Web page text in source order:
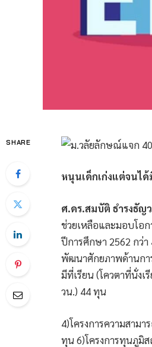
SHARE
หนุนเด็กเก่งแต่จนไ
ศ.ดร.สมบัติ ธำรงธัญ
ช่วยเหลือและมอบโอ
ปีการศึกษา 2562 กว่
พัฒนาศักยภาพด้านกา
มีที่เรียน (โควตาที่นั่งเ
วน.) 44 ทุน
4)โครงการความสาม
ทุน 6)โครงการทุนภูมิ